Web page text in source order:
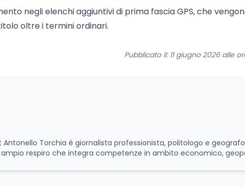
negli elenchi aggiuntivi di prima fascia GPS, che
oltre i termini ordinari.
Pubblicato il: 11 giugno 2026 alle
Antonello Torchia è giornalista professionista, politologo e
respiro che integra competenze in ambito economico,
Vecchio Ordinamento), la Laurea Magistrale in Relazioni